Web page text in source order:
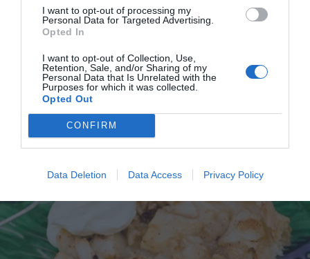
I want to opt-out of processing my
Personal Data for Targeted Advertising.
Opted In
I want to opt-out of Collection, Use,
Retention, Sale, and/or Sharing of my
Personal Data that Is Unrelated with the
Purposes for which it was collected.
Opted Out
CONFIRM
Data Deletion Data Access Privacy Policy
delar jag med mig av tusentals olika recept för alla
smaker - noviser som hemmakockar. Alla recept
har jag provlagat, skrivit och fotat så att du ska
kunna laga dem med bästa resultat hemma. Läs mer
om mig.
Tillbehör och liknande: